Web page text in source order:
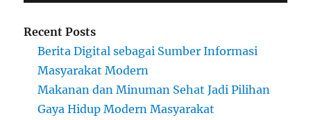
Recent Posts
Berita Digital sebagai Sumber Informasi
Masyarakat Modern
Makanan dan Minuman Sehat Jadi Pilihan
Gaya Hidup Modern Masyarakat